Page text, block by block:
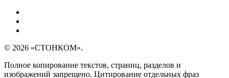
© 2026 «СТОНКОМ».
Полное копирование текстов, страниц, разделов и
изображений запрещено. Цитирование отдельных фраз